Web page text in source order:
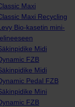
Maxi
Maxi Recycling
Bio-kasetin mini-
Midi
FZB
Midi
Pedal FZB
Mini
FZB